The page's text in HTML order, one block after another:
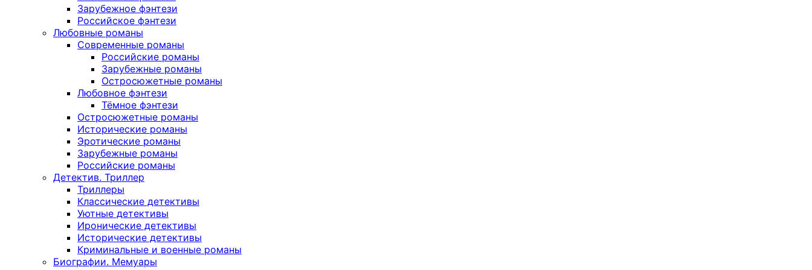
Зарубежное фэнтези
Российское фэнтези
Любовные романы
Современные романы
Российские романы
Зарубежные романы
Остросюжетные романы
Любовное фэнтези
Тёмное фэнтези
Остросюжетные романы
Исторические романы
Эротические романы
Зарубежные романы
Российские романы
Детектив. Триллер
Триллеры
Классические детективы
Уютные детективы
Иронические детективы
Исторические детективы
Криминальные и военные романы
Биографии. Мемуары